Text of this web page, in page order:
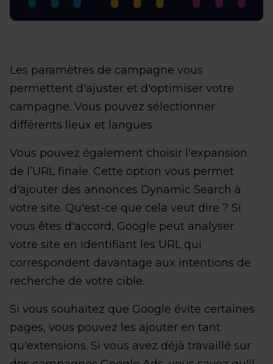
Les paramètres de campagne vous
permettent d'ajuster et d'optimiser votre
campagne. Vous pouvez sélectionner
différents lieux et langues.
Vous pouvez également choisir l'expansion
de l’URL finale. Cette option vous permet
d'ajouter des annonces Dynamic Search à
votre site. Qu'est-ce que cela veut dire ? Si
vous êtes d'accord, Google peut analyser
votre site en identifiant les URL qui
correspondent davantage aux intentions de
recherche de votre cible.
Si vous souhaitez que Google évite certaines
pages, vous pouvez les ajouter en tant
qu'extensions. Si vous avez déjà travaillé sur